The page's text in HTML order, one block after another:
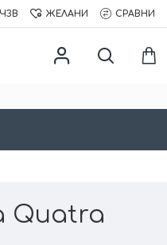
ЧЗВ ЖЕЛАНИ СРАВНИ
Quatra